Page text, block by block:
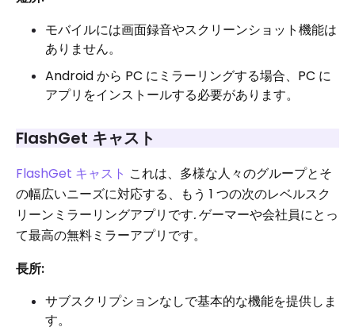
モバイルには画面録音やスクリーンショット機能は
ありません。
Android から PC にミラーリングする場合、PC に
アプリをインストールする必要があります。
FlashGet キャスト
FlashGet キャスト これは、多様な人々のグループとそ
の幅広いニーズに対応する、もう 1 つの次のレベルスク
リーンミラーリングアプリです.ゲーマーや会社員にとっ
て最高の無料ミラーアプリです。
長所:
サブスクリプションなしで基本的な機能を提供しま
す。